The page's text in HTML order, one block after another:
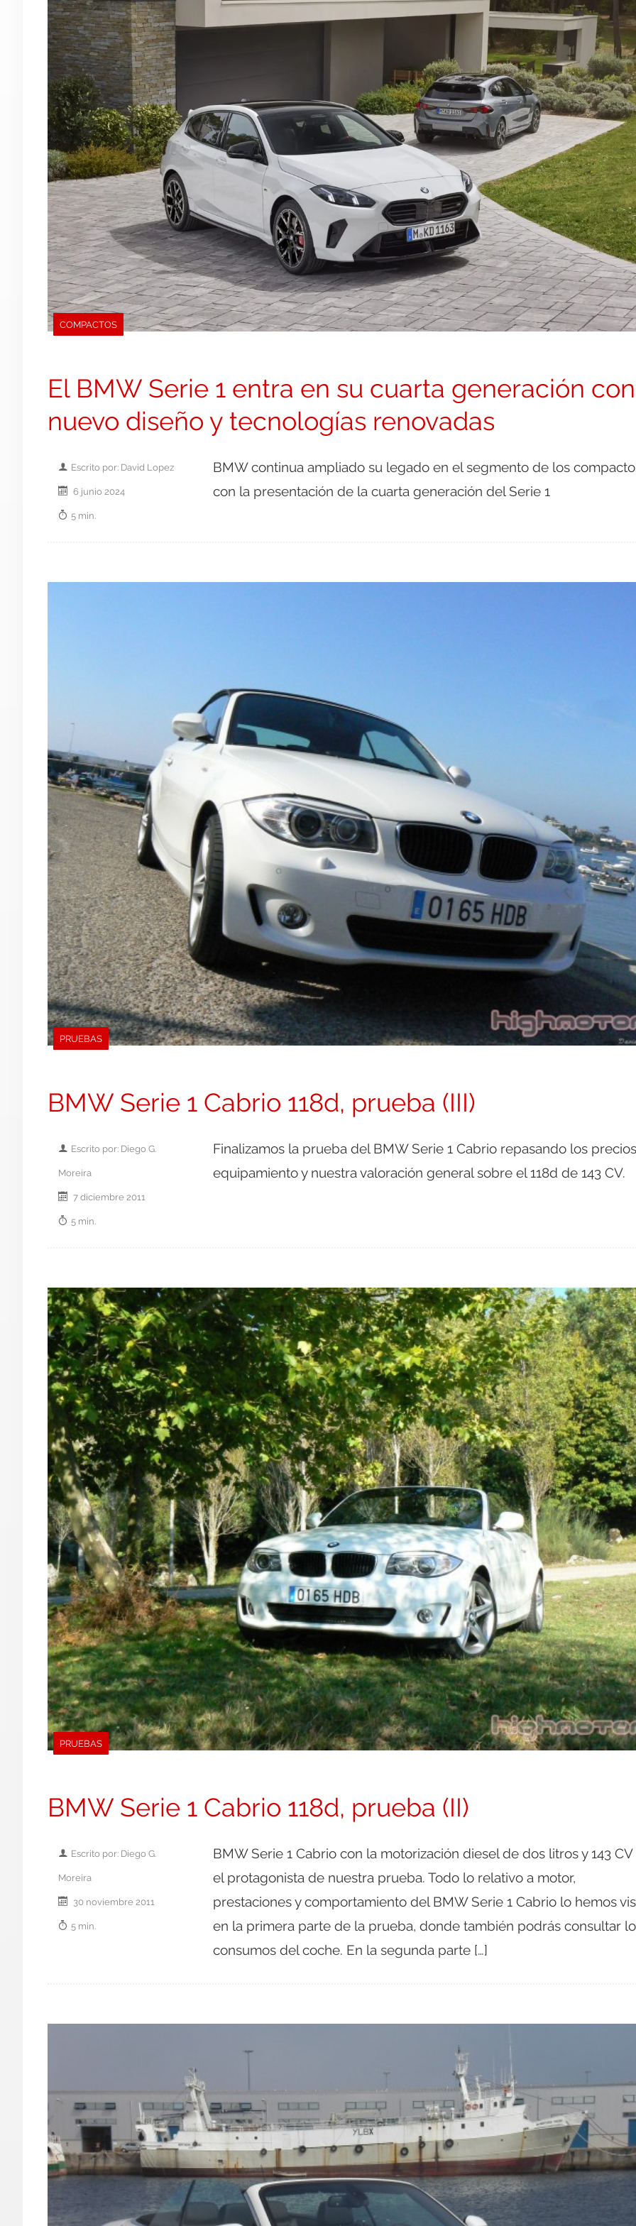
COMPACTOS
El BMW Serie 1 entra en su cuarta generación con
nuevo diseño y tecnologías renovadas
Escrito por: David Lopez
6 junio 2024
5 min.
BMW continua ampliado su legado en el segmento de los
con la presentación de la cuarta generación del Serie 1
PRUEBAS
BMW Serie 1 Cabrio 118d, prueba (III)
Escrito por: Diego G.
Moreira
7 diciembre 2011
5 min.
Finalizamos la prueba del BMW Serie 1 Cabrio repasando los
equipamiento y nuestra valoración general sobre el 118d de 143 CV.
PRUEBAS
BMW Serie 1 Cabrio 118d, prueba (II)
Escrito por: Diego G.
Moreira
30 noviembre 2011
5 min.
BMW Serie 1 Cabrio con la motorización diesel de dos litros y 143 CV
el protagonista de nuestra prueba. Todo lo relativo a motor,
prestaciones y comportamiento del BMW Serie 1 Cabrio lo hemos
en la primera parte de la prueba, donde también podrás consultar
consumos del coche. En la segunda parte […]